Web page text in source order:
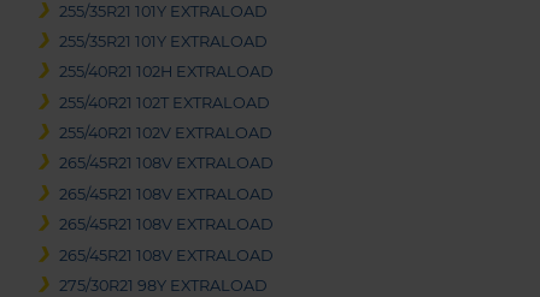
255/35R21 101Y EXTRALOAD
255/35R21 101Y EXTRALOAD
255/40R21 102H EXTRALOAD
255/40R21 102T EXTRALOAD
255/40R21 102V EXTRALOAD
265/45R21 108V EXTRALOAD
265/45R21 108V EXTRALOAD
265/45R21 108V EXTRALOAD
265/45R21 108V EXTRALOAD
275/30R21 98Y EXTRALOAD